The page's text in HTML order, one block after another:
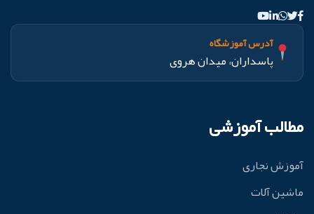
آدرس آموزشگاه
پاسداران، میدان هروی
مطالب آموزشی
آموزش نجاری
ماشین آلات